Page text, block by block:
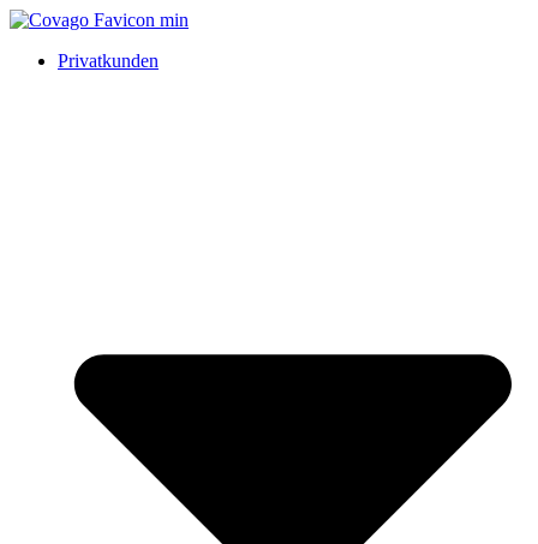
Privatkunden